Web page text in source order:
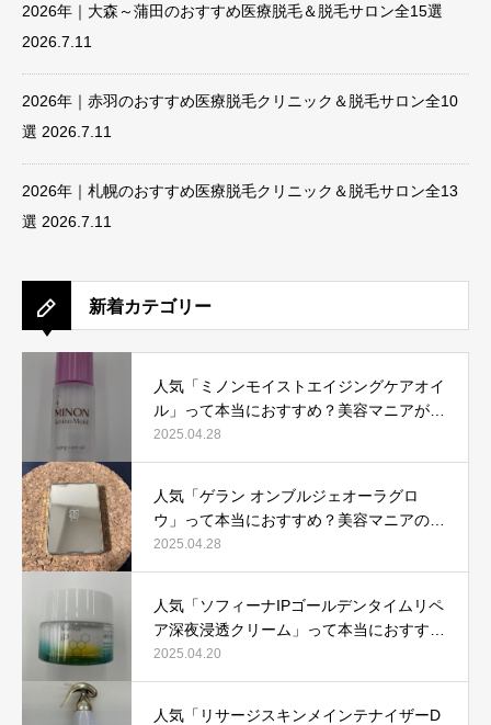
2026年｜大森～蒲田のおすすめ医療脱毛＆脱毛サロン全15選
2026.7.11
2026年｜赤羽のおすすめ医療脱毛クリニック＆脱毛サロン全10
選 2026.7.11
2026年｜札幌のおすすめ医療脱毛クリニック＆脱毛サロン全13
選 2026.7.11
新着カテゴリー
人気「ミノンモイストエイジングケアオイ
ル」って本当におすすめ？美容マニアが実
際使用して口コミを検証！
2025.04.28
人気「ゲラン オンブルジェオーラグロ
ウ」って本当におすすめ？美容マニアの私
が実際使用して、口コミを検証！
2025.04.28
人気「ソフィーナIPゴールデンタイムリペ
ア深夜浸透クリーム」って本当におすす
め？美容マニアが実際使用して口コミを検
証！
2025.04.20
人気「リサージスキンメインテナイザーD